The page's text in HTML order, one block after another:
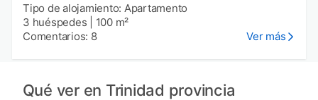
Tipo de alojamiento: Apartamento
3 huéspedes
100 m²
Comentarios: 8
Ver más
Qué ver en Trinidad provincia